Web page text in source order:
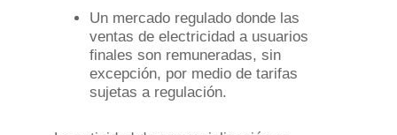
Un mercado regulado donde las
ventas de electricidad a usuarios
finales son remuneradas, sin
excepción, por medio de tarifas
sujetas a regulación.